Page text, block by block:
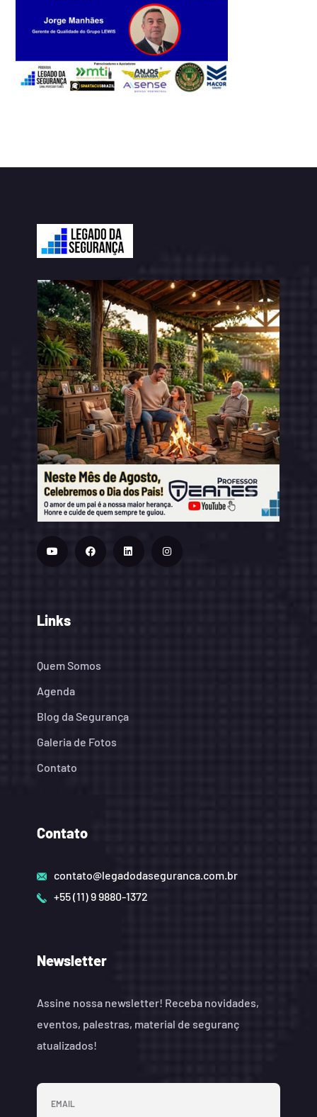
Links
Quem Somos
Agenda
Blog da Segurança
Galeria de Fotos
Contato
Contato
contato@legadodaseguranca.com.br
+55 (11) 9 9880-1372
Newsletter
Assine nossa newsletter! Receba novidades,
eventos, palestras, material de seguranç
atualizados!